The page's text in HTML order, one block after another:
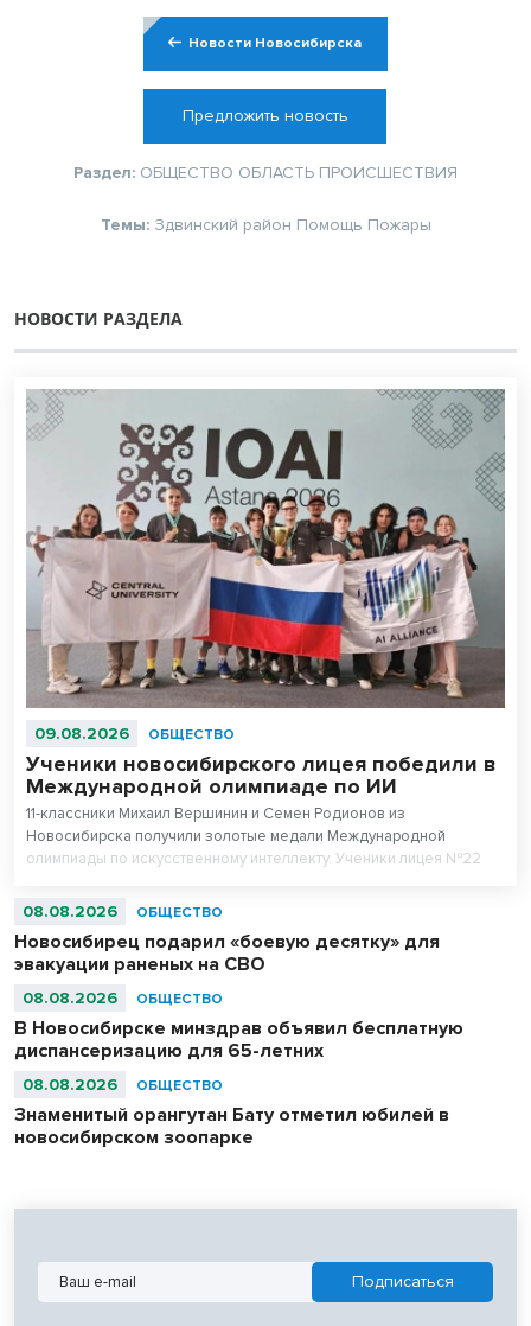
Новости Новосибирска
Предложить новость
Раздел: ОБЩЕСТВО ОБЛАСТЬ ПРОИСШЕСТВИЯ
Темы: Здвинский район Помощь Пожары
НОВОСТИ РАЗДЕЛА
09.08.2026 ОБЩЕСТВО
Ученики новосибирского лицея победили в
Международной олимпиаде по ИИ
11-классники Михаил Вершинин и Семен Родионов из
Новосибирска получили золотые медали Международной
олимпиады по искусственному интеллекту. Ученики лицея №22
абсолютными чемпионами соревнований.
08.08.2026 ОБЩЕСТВО
Новосибирец подарил «боевую десятку» для
эвакуации раненых на СВО
08.08.2026 ОБЩЕСТВО
В Новосибирске минздрав объявил бесплатную
диспансеризацию для 65-летних
08.08.2026 ОБЩЕСТВО
Знаменитый орангутан Бату отметил юбилей в
новосибирском зоопарке